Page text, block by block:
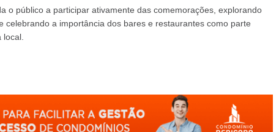
o público a participar ativamente das comemorações, explorando
celebrando a importância dos bares e restaurantes como parte